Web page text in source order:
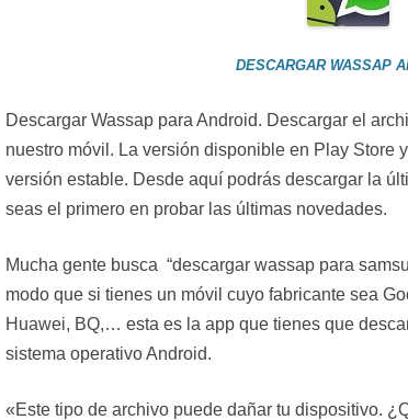
DESCARGAR WASSAP
Descargar Wassap para Android. Descargar el
nuestro móvil. La versión disponible en Play Store
versión estable. Desde aquí podrás descargar la
seas el primero en probar las últimas novedades.
Mucha gente busca “descargar wassap para
modo que si tienes un móvil cuyo fabricante sea
Huawei, BQ,… esta es la app que tienes que
sistema operativo Android.
«Este tipo de archivo puede dañar tu dispositivo.